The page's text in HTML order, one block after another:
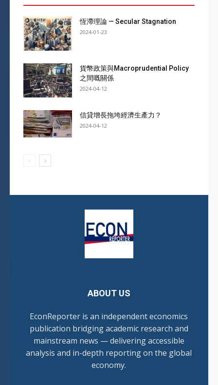
恆滯理論 — Secular Stagnation
2024-01-23
貨幣政策與Macroprudential Policy
之間嘅關係
2024-04-12
信貸增長拖垮經濟生產力？
2024-04-12
ABOUT US
EconReporter is an independent economics
publication bridging academic research and
mainstream news — delivering accessible
analysis and in-depth reporting on the global
economy.